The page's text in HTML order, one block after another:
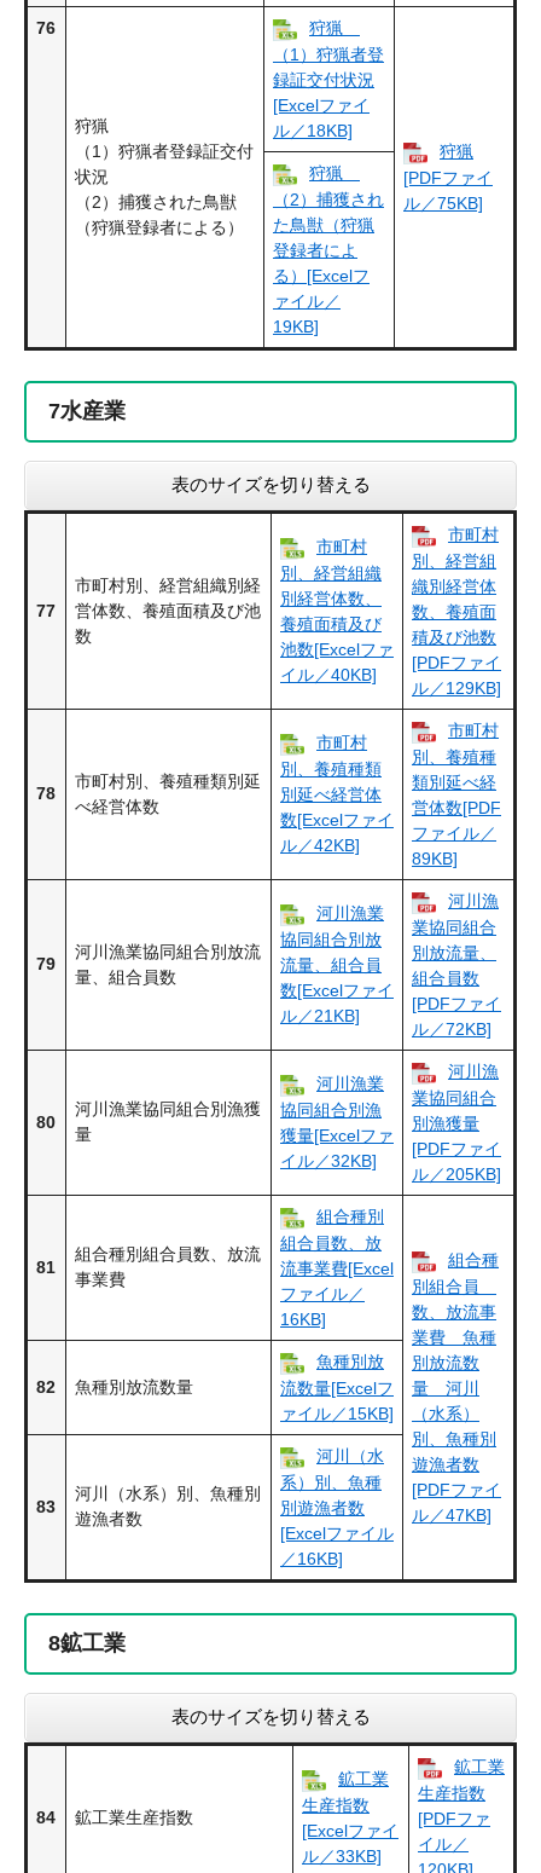
76
狩猟
（1）狩猟者登録証交付
状況
（2）捕獲された鳥獣
（狩猟登録者による）
狩猟
（1）狩猟者登
録証交付状況
[Excelファイ
ル／18KB]
狩猟
[PDFファイ
ル／75KB]
狩猟
（2）捕獲され
た鳥獣（狩猟
登録者によ
る）[Excelフ
ァイル／
19KB]
7水産業
表のサイズを切り替える
77
市町村別、経営組織別経
営体数、養殖面積及び池
数
市町村
別、経営組織
別経営体数、
養殖面積及び
池数[Excelファ
イル／40KB]
市町村
別、経営組
織別経営体
数、養殖面
積及び池数
[PDFファイ
ル／129KB]
78
市町村別、養殖種類別延
べ経営体数
市町村
別、養殖種類
別延べ経営体
数[Excelファイ
ル／42KB]
市町村
別、養殖種
類別延べ経
営体数[PDF
ファイル／
89KB]
79
河川漁業協同組合別放流
量、組合員数
河川漁業
協同組合別放
流量、組合員
数[Excelファイ
ル／21KB]
河川漁
業協同組合
別放流量、
組合員数
[PDFファイ
ル／72KB]
80
河川漁業協同組合別漁獲
量
河川漁業
協同組合別漁
獲量[Excelファ
イル／32KB]
河川漁
業協同組合
別漁獲量
[PDFファイ
ル／205KB]
81
組合種別組合員数、放流
事業費
組合種別
組合員数、放
流事業費[Excel
ファイル／
16KB]
組合種
別組合員
数、放流事
業費 魚種
別放流数
量 河川
（水系）
別、魚種別
遊漁者数
[PDFファイ
ル／47KB]
82 魚種別放流数量
魚種別放
流数量[Excelフ
ァイル／15KB]
83
河川（水系）別、魚種別
遊漁者数
河川（水
系）別、魚種
別遊漁者数
[Excelファイル
／16KB]
8鉱工業
表のサイズを切り替える
84 鉱工業生産指数
鉱工業
生産指数
[Excelファイ
ル／33KB]
鉱工業
生産指数
[PDFファ
イル／
120KB]